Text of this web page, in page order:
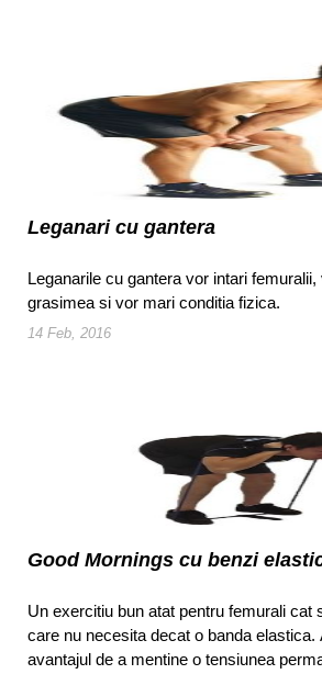
Leganari cu gantera
Leganarile cu gantera vor intari
grasimea si vor mari conditia fizica.
14 Feb, 2016
Good Mornings cu benzi
Un exercitiu bun atat pentru femurali cat
care nu necesita decat o banda elastica.
avantajul de a mentine o tensiunea